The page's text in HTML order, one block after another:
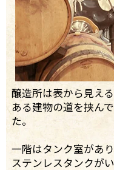
醸造所は表から見え
ある建物の道を挟ん
た。
一階はタンク室があり
ステンレスタンクが